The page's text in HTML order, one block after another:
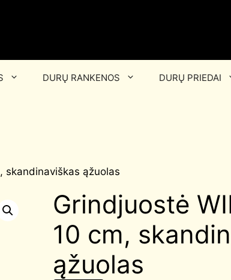
DURŲ RANKENOS DURŲ PRIEDAI
skandinaviškas ąžuolas
Grindjuostė
10 cm,
ąžuolas